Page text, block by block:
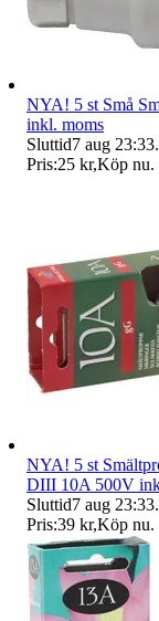
NYA! 5 st Små
inkl. moms
Sluttid7 aug 23:33.
Pris:25 kr,Köp nu.
NYA! 5 st
DIII 10A 500V
Sluttid7 aug 23:33.
Pris:39 kr,Köp nu.